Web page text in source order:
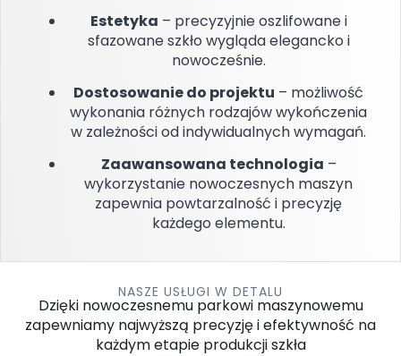
Estetyka – precyzyjnie oszlifowane i
sfazowane szkło wygląda elegancko i
nowocześnie.
Dostosowanie do projektu – możliwość
wykonania różnych rodzajów wykończenia
w zależności od indywidualnych wymagań.
Zaawansowana technologia –
wykorzystanie nowoczesnych maszyn
zapewnia powtarzalność i precyzję
każdego elementu.
NASZE USŁUGI W DETALU
Dzięki nowoczesnemu parkowi maszynowemu
zapewniamy najwyższą precyzję i efektywność na
każdym etapie produkcji szkła